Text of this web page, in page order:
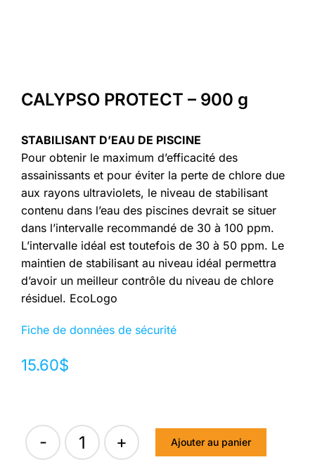
CALYPSO PROTECT – 900 g
STABILISANT D’EAU DE PISCINE
Pour obtenir le maximum d’efficacité des
assainissants et pour éviter la perte de chlore due
aux rayons ultraviolets, le niveau de stabilisant
contenu dans l’eau des piscines devrait se situer
dans l’intervalle recommandé de 30 à 100 ppm.
L’intervalle idéal est toutefois de 30 à 50 ppm. Le
maintien de stabilisant au niveau idéal permettra
d’avoir un meilleur contrôle du niveau de chlore
résiduel. EcoLogo
Fiche de données de sécurité
15.60$
quantité
Ajouter au panier